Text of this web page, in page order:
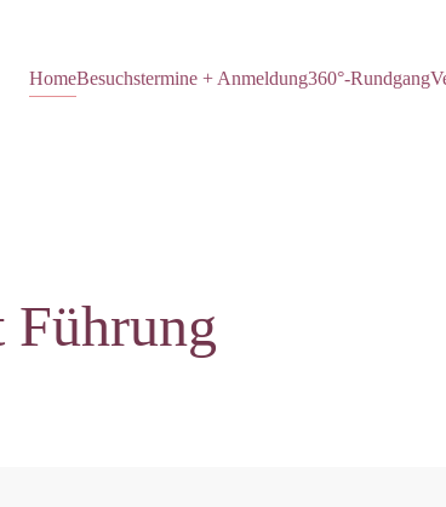
HomeBesuchstermine + Anmeldung360°-Rundgang
Führung